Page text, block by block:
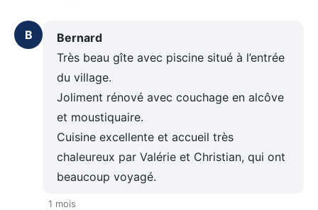
B
Bernard
Très beau gîte avec piscine situé à l’entrée
du village.
Joliment rénové avec couchage en alcôve
et moustiquaire.
Cuisine excellente et accueil très
chaleureux par Valérie et Christian, qui ont
beaucoup voyagé.
1 mois